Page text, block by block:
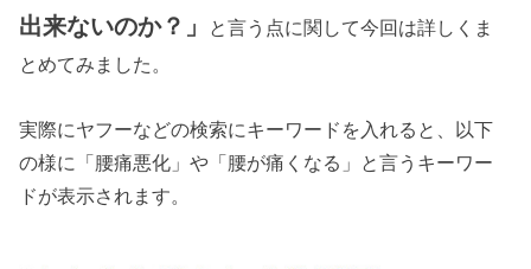
出来ないのか？」
と言う点に関して今回は詳しくま
とめてみました。
実際にヤフーなどの検索にキーワードを入れると、以下
の様に「腰痛悪化」や「腰が痛くなる」と言うキーワー
ドが表示されます。